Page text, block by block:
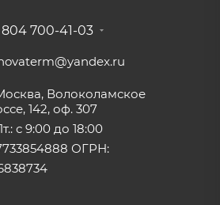
804 700-41-03
Волоколамское
142, оф. 307
с 9:00 до 18:00
ОГРН: